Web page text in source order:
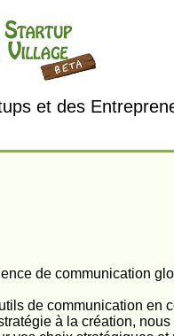
et des
de communication
de communication en
à la création,